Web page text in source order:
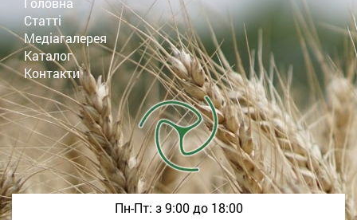
Статті
Медіагалерея
Каталог
Контакти
Пн-Пт: з 9:00 до 18:00